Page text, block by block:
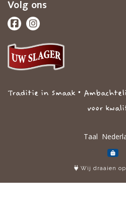
Volg ons
Traditie in Smaak •
voor
Taal
Wij draaien